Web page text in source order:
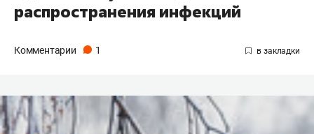
распространения инфекций
Комментарии 1